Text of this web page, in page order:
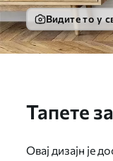
Видите то у
Тапете
Овај дизајн је